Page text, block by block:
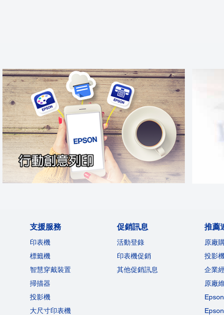
支援服務
印表機
標籤機
智慧穿戴裝置
掃描器
投影機
大尺寸印表機
促銷訊息
活動登錄
印表機促銷
其他促銷訊息
推薦
原廠
投影
企業
原廠